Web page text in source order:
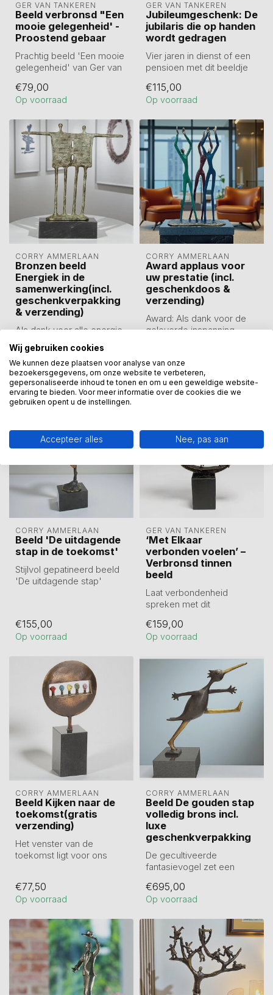
GER VAN TANKEREN
Beeld verbronsd "Een
mooie gelegenheid' -
Proostend gebaar
Prachtig beeld 'Een mooie
gelegenheid' van Ger van
heft he...
€79,00
Op voorraad
GER VAN TANKEREN
Jubileumgeschenk: De
jubilaris die op handen
wordt gedragen
Vier jaren in dienst of een
pensioen met dit beeldje
handen...
€115,00
Op voorraad
CORRY AMMERLAAN
Bronzen beeld
Energiek in de
samenwerking(incl.
geschenkverpakking
& verzending)
Als dank voor alle energie
die in onze vruchtbare
samenwerking is
gestoken.
Lux...
€325,00
Op voorraad
CORRY AMMERLAAN
Award applaus voor
uw prestatie (incl.
geschenkdoos &
verzending)
Award: Als dank voor de
geleverde inspanning.
€175,00
Op voorraad
CORRY AMMERLAAN
Beeld 'De uitdagende
stap in de toekomst'
Stijlvol gepatineerd beeld
'De uitdagende stap'
€155,00
Op voorraad
GER VAN TANKEREN
‘Met Elkaar
verbonden voelen’ –
Verbronsd tinnen
beeld
Laat verbondenheid
spreken met dit
fraai verbronsd. H...
€159,00
Op voorraad
CORRY AMMERLAAN
Beeld Kijken naar de
toekomst(gratis
verzending)
Het venster van de
toekomst ligt voor ons
€77,50
Op voorraad
CORRY AMMERLAAN
Beeld De gouden stap
volledig brons incl.
luxe
geschenkverpakking
De gecultiveerde
fantasievogel zet een
voorwaarts. Zeer
noodzak...
€695,00
Op voorraad
Wij gebruiken cookies
We kunnen deze plaatsen voor analyse van onze
bezoekersgegevens, om onze website te verbeteren,
gepersonaliseerde inhoud te tonen en om u een geweldige website-
ervaring te bieden. Voor meer informatie over de cookies die we
gebruiken opent u de instellingen.
Accepteer alles Nee, pas aan